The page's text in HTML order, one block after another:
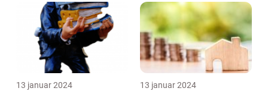
13 januar 2024 13 januar 2024